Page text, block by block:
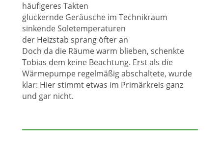
häufigeres Takten
gluckernde Geräusche im Technikraum
sinkende Soletemperaturen
der Heizstab sprang öfter an
Doch da die Räume warm blieben, schenkte
Tobias dem keine Beachtung. Erst als die
Wärmepumpe regelmäßig abschaltete, wurde
klar: Hier stimmt etwas im Primärkreis ganz
und gar nicht.